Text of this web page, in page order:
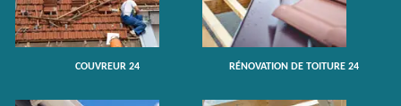
COUVREUR 24 RÉNOVATION DE TOITURE 24